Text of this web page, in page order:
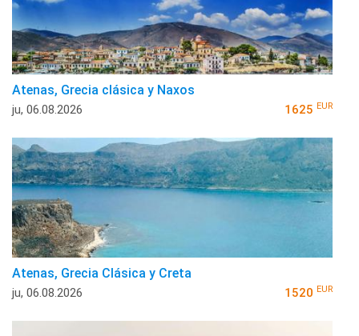
Atenas, Grecia clásica y Naxos
ju, 06.08.2026 1625 EUR
Atenas, Grecia Clásica y Creta
ju, 06.08.2026 1520 EUR